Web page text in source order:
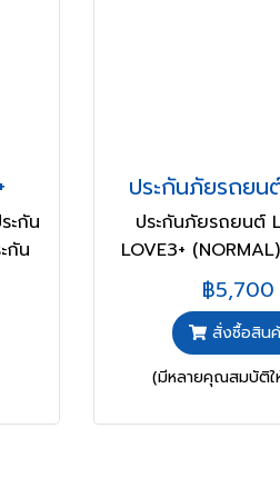
ะกัน
กัน
ประกันภัยรถยน
ประกันภัยรถยนต์
LOVE3+
โดย สหมงคลปร
฿5,700
สั่งซื้อสิน
(มีหลายคุณสมบัติใ